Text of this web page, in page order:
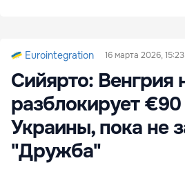
Eurointegration 16 марта 2026, 15:23
Сийярто: Венгрия
разблокирует
Украины, пока не
"Дружба"